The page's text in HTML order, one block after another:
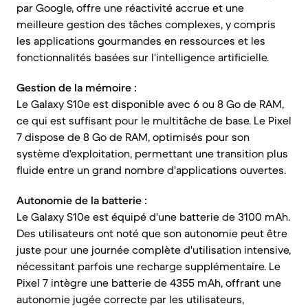
par Google, offre une réactivité accrue et une
meilleure gestion des tâches complexes, y compris
les applications gourmandes en ressources et les
fonctionnalités basées sur l'intelligence artificielle.
Gestion de la mémoire :
Le Galaxy S10e est disponible avec 6 ou 8 Go de RAM,
ce qui est suffisant pour le multitâche de base. Le Pixel
7 dispose de 8 Go de RAM, optimisés pour son
système d'exploitation, permettant une transition plus
fluide entre un grand nombre d'applications ouvertes.
Autonomie de la batterie :
Le Galaxy S10e est équipé d'une batterie de 3100 mAh.
Des utilisateurs ont noté que son autonomie peut être
juste pour une journée complète d'utilisation intensive,
nécessitant parfois une recharge supplémentaire. Le
Pixel 7 intègre une batterie de 4355 mAh, offrant une
autonomie jugée correcte par les utilisateurs,